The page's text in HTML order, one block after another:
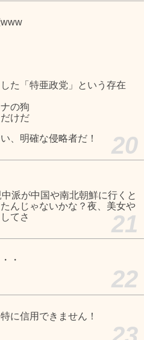
た「特亜政党」という存在
の狗
けだ
、明確な侵略者だ！
20
派が中国や南北朝鮮に行くと
んじゃないかな？夜、美女や
してさ
21
・
22
に信用できません！